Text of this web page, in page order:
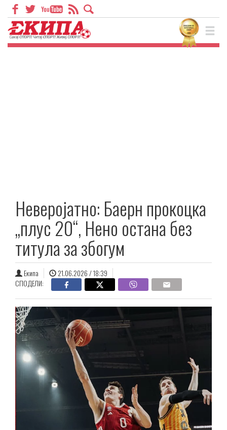
Неверојатно: Баерн прокоцка
„плус 20“, Нено остана без
титула за збогум
Екипа
21.06.2026 / 18:39
СПОДЕЛИ: